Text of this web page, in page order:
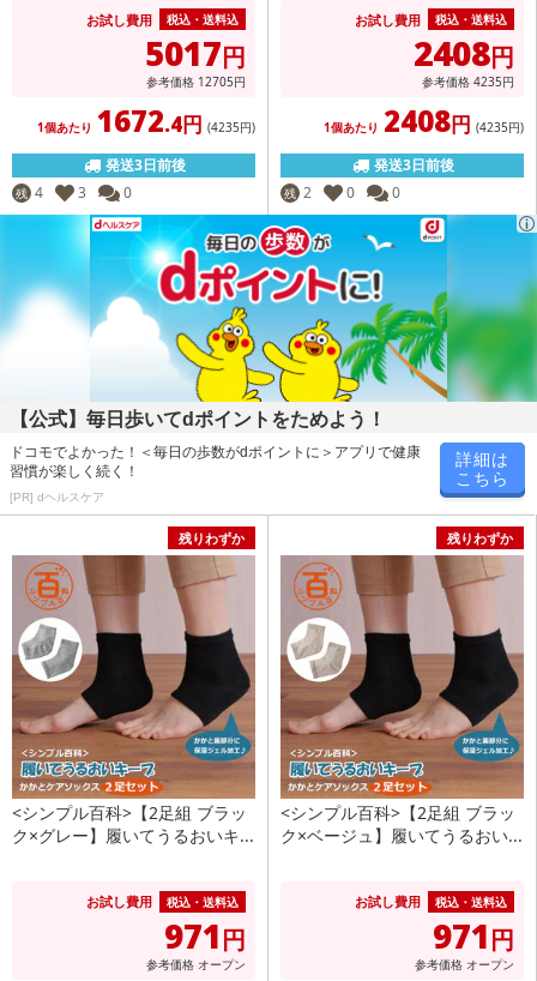
お試し費用 税込・送料込
5017円
参考価格 12705円
1個あたり 1672.4円 (4235円)
発送3日前後
残 4 3 0
お試し費用 税込・送料込
2408円
参考価格 4235円
1個あたり 2408円 (4235円)
発送3日前後
残 2 0 0
【公式】毎日歩いてdポイントをためよう！
ドコモでよかった！＜毎日の歩数がdポイントに＞アプリで健康
習慣が楽しく続く！
[PR] dヘルスケア
詳細は
こちら
残りわずか
<シンプル百科>【2足組 ブラッ
ク×グレー】履いてうるおいキ...
お試し費用 税込・送料込
971円
参考価格 オープン
残りわずか
<シンプル百科>【2足組 ブラッ
ク×ベージュ】履いてうるおい...
お試し費用 税込・送料込
971円
参考価格 オープン